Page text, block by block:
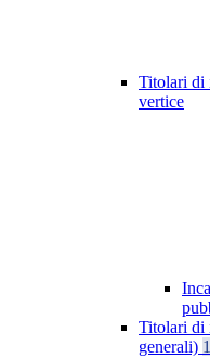
Titolari di
vertice
Titolari di
generali)